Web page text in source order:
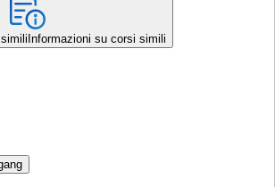
Informazioni su corsi simili